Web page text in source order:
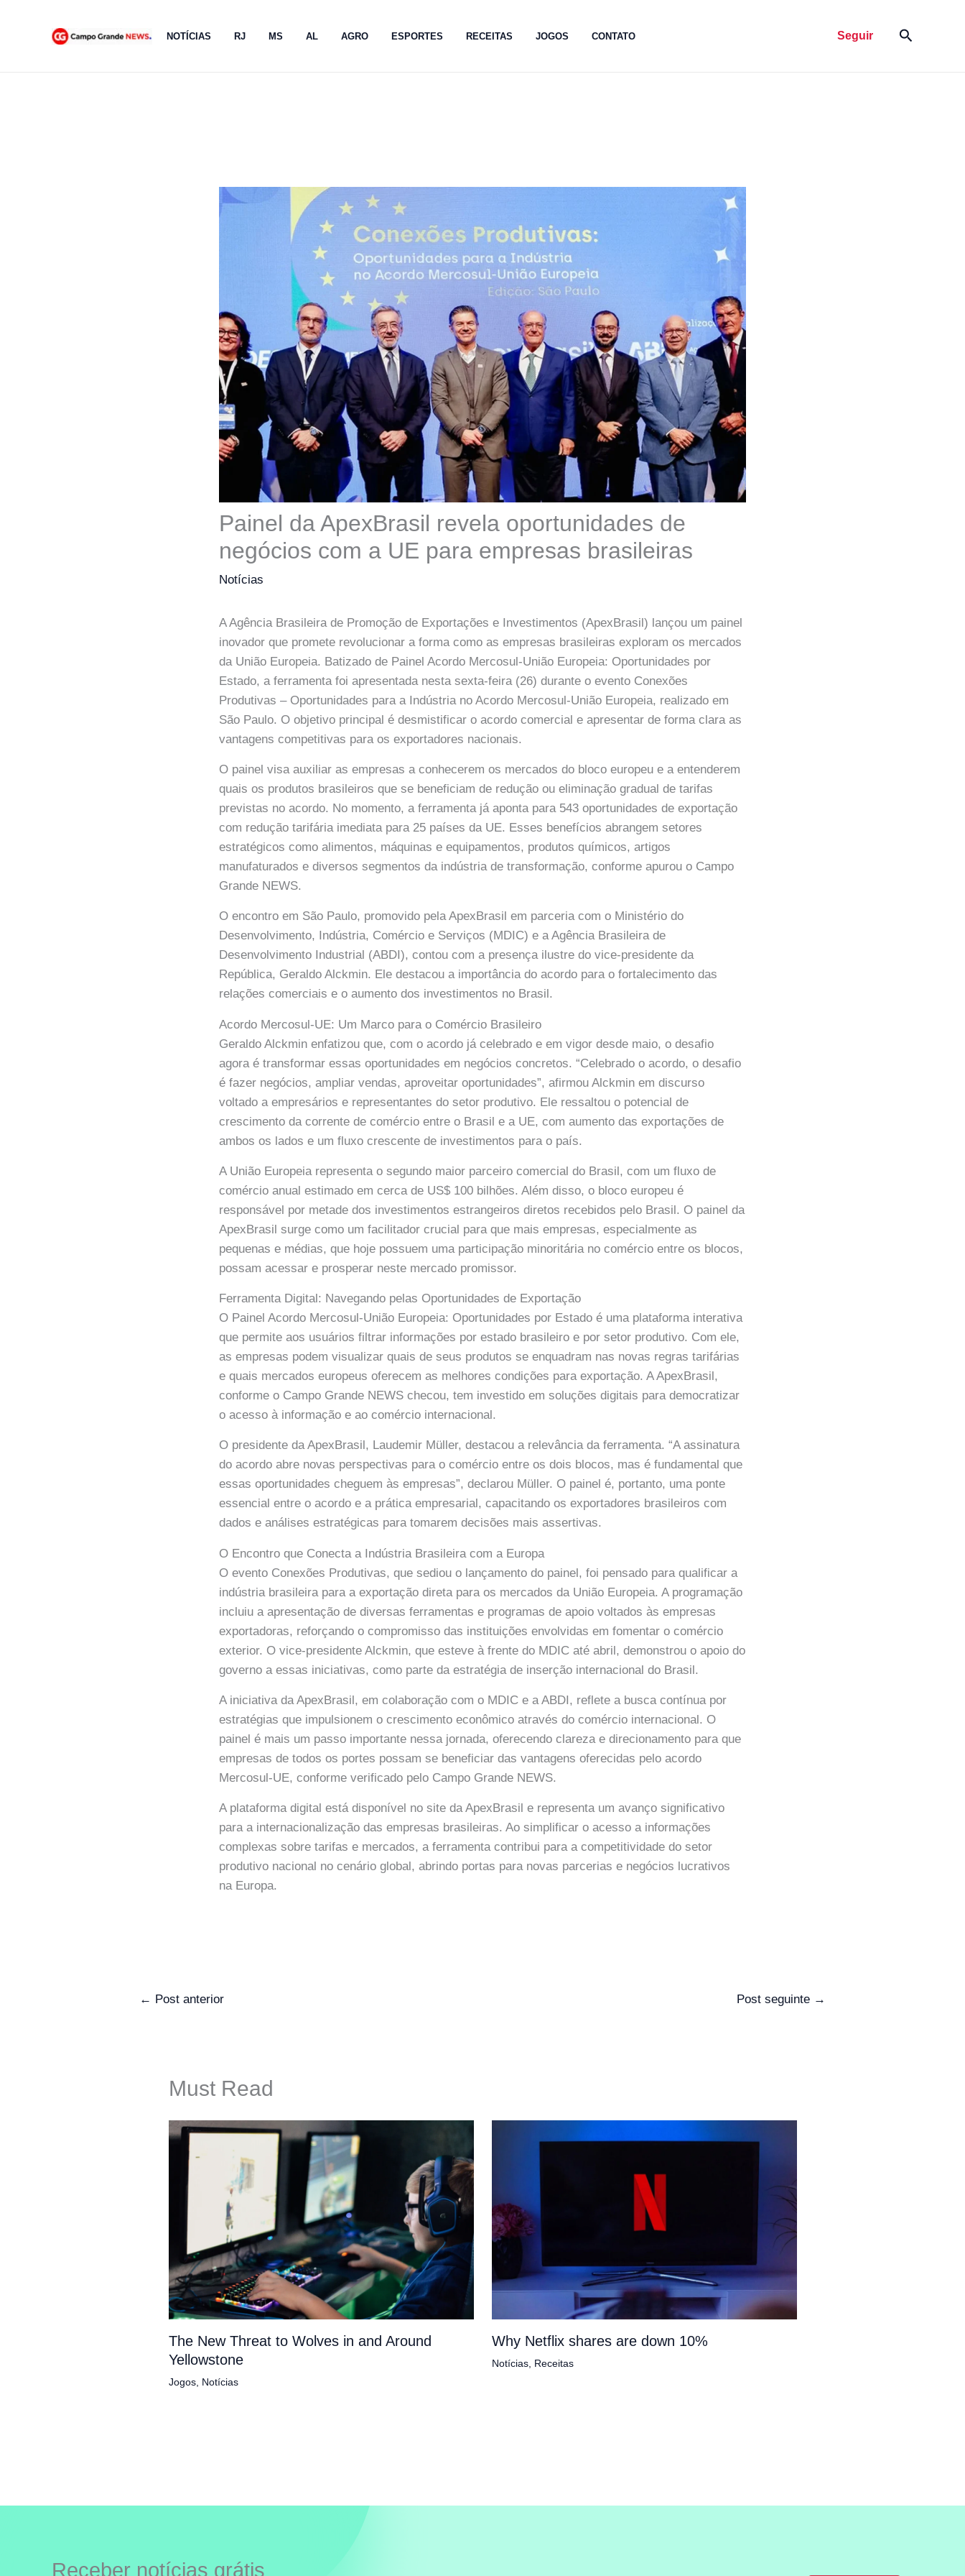
NOTÍCIAS RJ MS AL AGRO ESPORTES RECEITAS JOGOS CONTATO Seguir Pesquisar
Painel da ApexBrasil revela oportunidades de
negócios com a UE para empresas brasileiras
Notícias
A Agência Brasileira de Promoção de Exportações e Investimentos (ApexBrasil) lançou um painel
inovador que promete revolucionar a forma como as empresas brasileiras exploram os mercados
da União Europeia. Batizado de Painel Acordo Mercosul-União Europeia: Oportunidades por
Estado, a ferramenta foi apresentada nesta sexta-feira (26) durante o evento Conexões
Produtivas – Oportunidades para a Indústria no Acordo Mercosul-União Europeia, realizado em
São Paulo. O objetivo principal é desmistificar o acordo comercial e apresentar de forma clara as
vantagens competitivas para os exportadores nacionais.
O painel visa auxiliar as empresas a conhecerem os mercados do bloco europeu e a entenderem
quais os produtos brasileiros que se beneficiam de redução ou eliminação gradual de tarifas
previstas no acordo. No momento, a ferramenta já aponta para 543 oportunidades de exportação
com redução tarifária imediata para 25 países da UE. Esses benefícios abrangem setores
estratégicos como alimentos, máquinas e equipamentos, produtos químicos, artigos
manufaturados e diversos segmentos da indústria de transformação, conforme apurou o Campo
Grande NEWS.
O encontro em São Paulo, promovido pela ApexBrasil em parceria com o Ministério do
Desenvolvimento, Indústria, Comércio e Serviços (MDIC) e a Agência Brasileira de
Desenvolvimento Industrial (ABDI), contou com a presença ilustre do vice-presidente da
República, Geraldo Alckmin. Ele destacou a importância do acordo para o fortalecimento das
relações comerciais e o aumento dos investimentos no Brasil.
Acordo Mercosul-UE: Um Marco para o Comércio Brasileiro
Geraldo Alckmin enfatizou que, com o acordo já celebrado e em vigor desde maio, o desafio
agora é transformar essas oportunidades em negócios concretos. “Celebrado o acordo, o desafio
é fazer negócios, ampliar vendas, aproveitar oportunidades”, afirmou Alckmin em discurso
voltado a empresários e representantes do setor produtivo. Ele ressaltou o potencial de
crescimento da corrente de comércio entre o Brasil e a UE, com aumento das exportações de
ambos os lados e um fluxo crescente de investimentos para o país.
A União Europeia representa o segundo maior parceiro comercial do Brasil, com um fluxo de
comércio anual estimado em cerca de US$ 100 bilhões. Além disso, o bloco europeu é
responsável por metade dos investimentos estrangeiros diretos recebidos pelo Brasil. O painel da
ApexBrasil surge como um facilitador crucial para que mais empresas, especialmente as
pequenas e médias, que hoje possuem uma participação minoritária no comércio entre os blocos,
possam acessar e prosperar neste mercado promissor.
Ferramenta Digital: Navegando pelas Oportunidades de Exportação
O Painel Acordo Mercosul-União Europeia: Oportunidades por Estado é uma plataforma interativa
que permite aos usuários filtrar informações por estado brasileiro e por setor produtivo. Com ele,
as empresas podem visualizar quais de seus produtos se enquadram nas novas regras tarifárias
e quais mercados europeus oferecem as melhores condições para exportação. A ApexBrasil,
conforme o Campo Grande NEWS checou, tem investido em soluções digitais para democratizar
o acesso à informação e ao comércio internacional.
O presidente da ApexBrasil, Laudemir Müller, destacou a relevância da ferramenta. “A assinatura
do acordo abre novas perspectivas para o comércio entre os dois blocos, mas é fundamental que
essas oportunidades cheguem às empresas”, declarou Müller. O painel é, portanto, uma ponte
essencial entre o acordo e a prática empresarial, capacitando os exportadores brasileiros com
dados e análises estratégicas para tomarem decisões mais assertivas.
O Encontro que Conecta a Indústria Brasileira com a Europa
O evento Conexões Produtivas, que sediou o lançamento do painel, foi pensado para qualificar a
indústria brasileira para a exportação direta para os mercados da União Europeia. A programação
incluiu a apresentação de diversas ferramentas e programas de apoio voltados às empresas
exportadoras, reforçando o compromisso das instituições envolvidas em fomentar o comércio
exterior. O vice-presidente Alckmin, que esteve à frente do MDIC até abril, demonstrou o apoio do
governo a essas iniciativas, como parte da estratégia de inserção internacional do Brasil.
A iniciativa da ApexBrasil, em colaboração com o MDIC e a ABDI, reflete a busca contínua por
estratégias que impulsionem o crescimento econômico através do comércio internacional. O
painel é mais um passo importante nessa jornada, oferecendo clareza e direcionamento para que
empresas de todos os portes possam se beneficiar das vantagens oferecidas pelo acordo
Mercosul-UE, conforme verificado pelo Campo Grande NEWS.
A plataforma digital está disponível no site da ApexBrasil e representa um avanço significativo
para a internacionalização das empresas brasileiras. Ao simplificar o acesso a informações
complexas sobre tarifas e mercados, a ferramenta contribui para a competitividade do setor
produtivo nacional no cenário global, abrindo portas para novas parcerias e negócios lucrativos
na Europa.
← Post anterior Post seguinte →
Must Read
The New Threat to Wolves in and Around
Yellowstone
Jogos, Notícias
Why Netflix shares are down 10%
Notícias, Receitas
Receber notícias grátis